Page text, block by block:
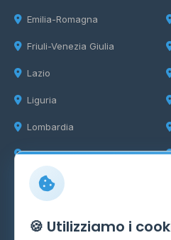
Emilia-Romagna
Friuli-Venezia Giulia
Lazio
Liguria
Lombardia
Marche
Info
Cos'è il GPL
🍪 Utilizziamo i